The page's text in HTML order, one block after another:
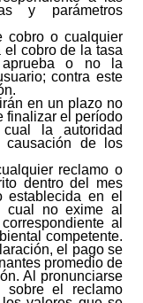
y parámetros
cobro o cualquier
cobro de la tasa
o no la
contra este
en un plazo no
finalizar el período
la autoridad
causación de los
reclamo o
dentro del mes
en el
cual no exime al
al
competente.
el pago se
promedio de
Al pronunciarse
sobre el reclamo